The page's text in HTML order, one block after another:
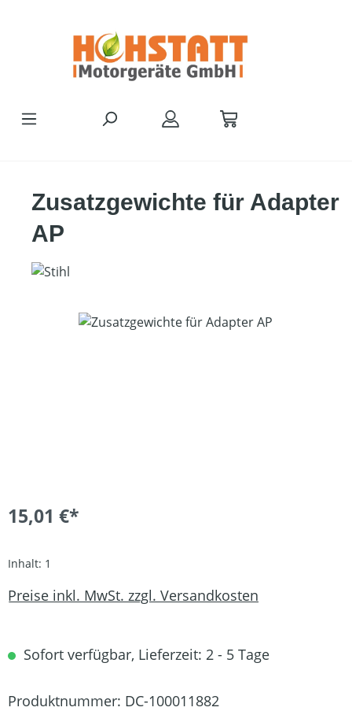
Zusatzgewichte für Adapter
AP
Bildergalerie überspringen
15,01 €*
Inhalt: 1
Preise inkl. MwSt. zzgl. Versandkosten
Sofort verfügbar, Lieferzeit: 2 - 5 Tage
Produktnummer: DC-100011882